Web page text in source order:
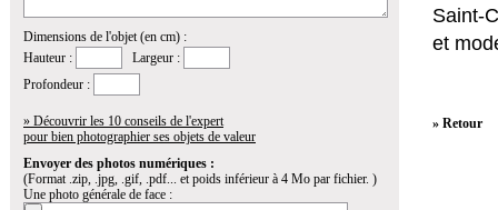
Dimensions de l'objet (en cm) :
Hauteur :
Largeur :
Profondeur :
» Découvrir les 10 conseils de l'expert
pour bien photographier ses objets de valeur
Envoyer des photos numériques :
(Format .zip, .jpg, .gif, .pdf... et poids inférieur à 4 Mo par fichier. )
Une photo générale de face :
Saint-
et
» Retour